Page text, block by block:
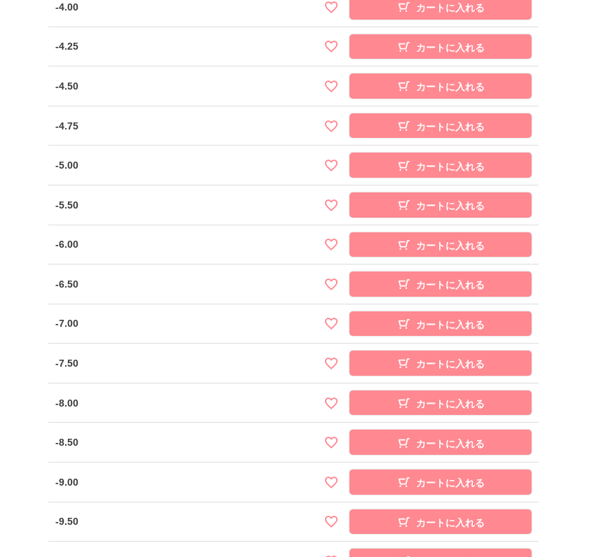
-4.00 カートに入れる
-4.25 カートに入れる
-4.50 カートに入れる
-4.75 カートに入れる
-5.00 カートに入れる
-5.50 カートに入れる
-6.00 カートに入れる
-6.50 カートに入れる
-7.00 カートに入れる
-7.50 カートに入れる
-8.00 カートに入れる
-8.50 カートに入れる
-9.00 カートに入れる
-9.50 カートに入れる